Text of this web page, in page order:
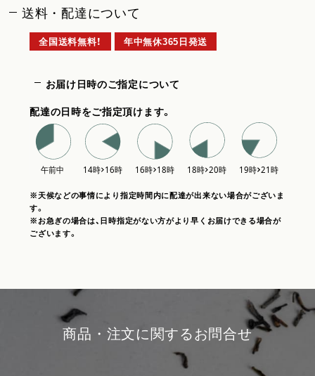
送料・配達について
全国送料無料！ 年中無休365日発送
お届け日時のご指定について
配達の日時をご指定頂けます。
※天候などの事情により指定時間内に配達が出来ない場合がございま
す。
※お急ぎの場合は、日時指定がない方がより早くお届けできる場合が
ございます。
商品・注文に関するお問合せ